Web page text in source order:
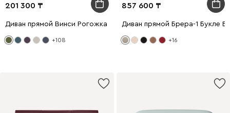
201 300
Диван прямой Винси Рогожка Оливковый
+108
857 600
Диван прямой Брера-1 Букле
+16